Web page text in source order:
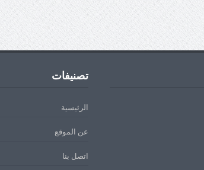
تصنيفات
الرئيسية
عن الموقع
اتصل بنا